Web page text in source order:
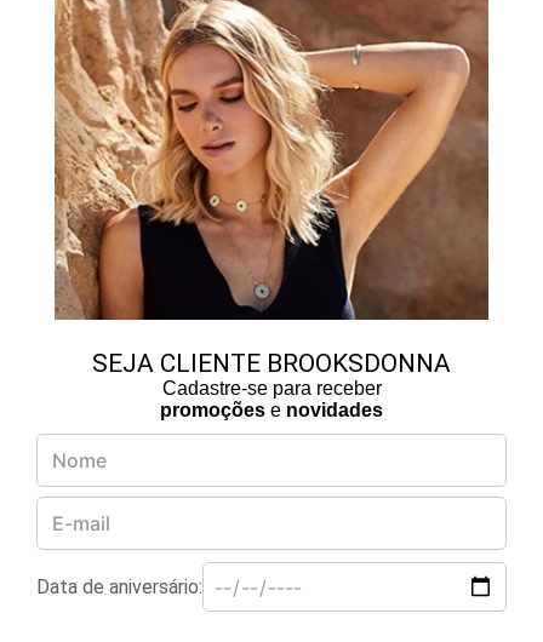
SEJA CLIENTE BROOKSDONNA
Cadastre-se para receber
promoções e novidades
Data de aniversário: